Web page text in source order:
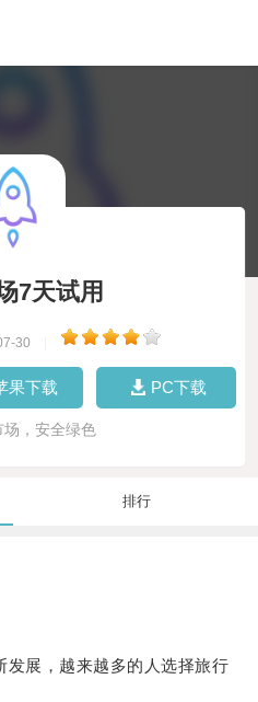
7天试用
30
果下载 PC下载
场，安全绿色
排行
展，越来越多的人选择旅行